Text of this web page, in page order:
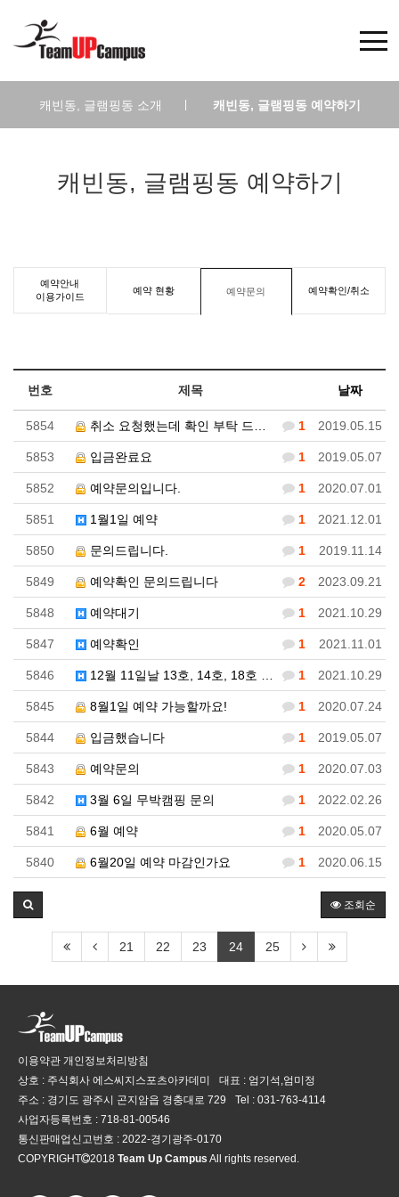
캐빈동, 글램핑동 소개 캐빈동, 글램핑동 예약하기
캐빈동, 글램핑동 예약하기
예약안내
이용가이드
예약 현황 예약문의 예약확인/취소
번호 제목 날짜
5854 1
취소 요청했는데 확인 부탁 드립니다 2019.05.15
5853 1
입금완료요 2019.05.07
5852 1
예약문의입니다. 2020.07.01
5851 1
1월1일 예약 2021.12.01
5850 1
문의드립니다. 2019.11.14
5849 2
예약확인 문의드립니다 2023.09.21
5848 1
예약대기 2021.10.29
5847 1
예약확인 2021.11.01
5846 1
12월 11일날 13호, 14호, 18호 이렇게 3개실… 2021.10.29
5845 1
8월1일 예약 가능할까요! 2020.07.24
5844 1
입금했습니다 2019.05.07
5843 1
예약문의 2020.07.03
5842 1
3월 6일 무박캠핑 문의 2022.02.26
5841 1
6월 예약 2020.05.07
5840 1
6월20일 예약 마감인가요 2020.06.15
조회순
21 22 23 24 25
이용약관 개인정보처리방침
상호 : 주식회사 에스씨지스포츠아카데미
대표 : 엄기석,엄미정
주소 : 경기도 광주시 곤지암읍 경충대로 729
Tel : 031-763-4114
사업자등록번호 : 718-81-00546
통신판매업신고번호 : 2022-경기광주-0170
COPYRIGHT
2018 Team Up Campus All rights reserved.